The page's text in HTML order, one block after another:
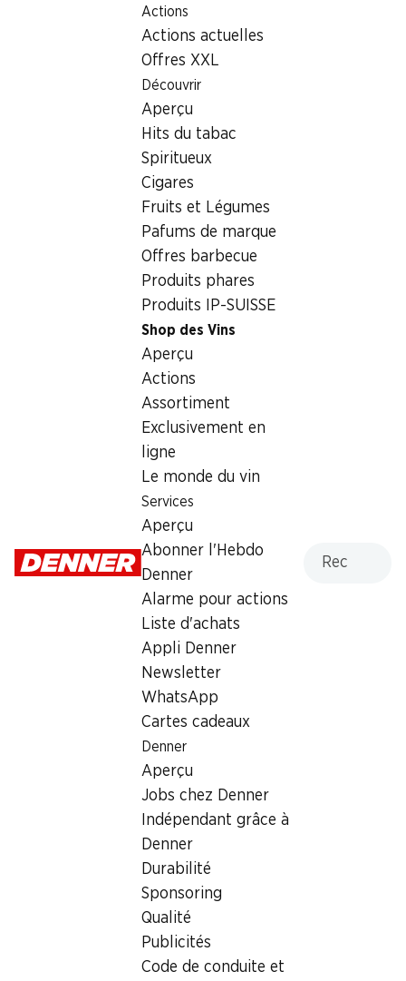
Actions
Actions actuelles
Offres XXL
Découvrir
Aperçu
Hits du tabac
Spiritueux
Cigares
Fruits et Légumes
Pafums de marque
Offres barbecue
Produits phares
Produits IP-SUISSE
Shop des Vins
Aperçu
Actions
Assortiment
Exclusivement en
ligne
Le monde du vin
Services
Aperçu
Abonner l'Hebdo
Denner
Alarme pour actions
Liste d'achats
Appli Denner
Newsletter
WhatsApp
Cartes cadeaux
Denner
Aperçu
Jobs chez Denner
Indépendant grâce à
Denner
Durabilité
Sponsoring
Qualité
Publicités
Code de conduite et
Vins/champagnes
Heldenblut Dôle du Valais AOC
Heldenblut Dôle du Valais AOC
Valais, 2023
Robe pourpre clair. Nez de baies noires et de poivre. Bouche
10.95
Acheter dans le shop des vins
Bon à savoir